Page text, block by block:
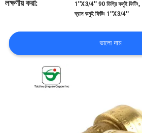
খবর
লক্ষণীয় করা:
1''X3/4'' 90 ডিগ্রি কনুই ফিটিং,
ব্রাস কনুই ফিটিং 1''X3/4''
ভালো দাম